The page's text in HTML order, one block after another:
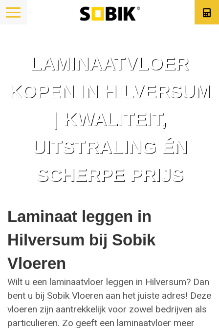
LAMINAATVLOER
KOPEN IN HILVERSUM
| KWALITEIT,
UITSTRALING ÉN
SCHERPE PRIJS
Laminaat leggen in
Hilversum bij Sobik
Vloeren
Wilt u een laminaatvloer leggen in Hilversum? Dan
bent u bij Sobik Vloeren aan het juiste adres! Deze
vloeren zijn aantrekkelijk voor zowel bedrijven als
particulieren. Zo geeft een laminaatvloer meer